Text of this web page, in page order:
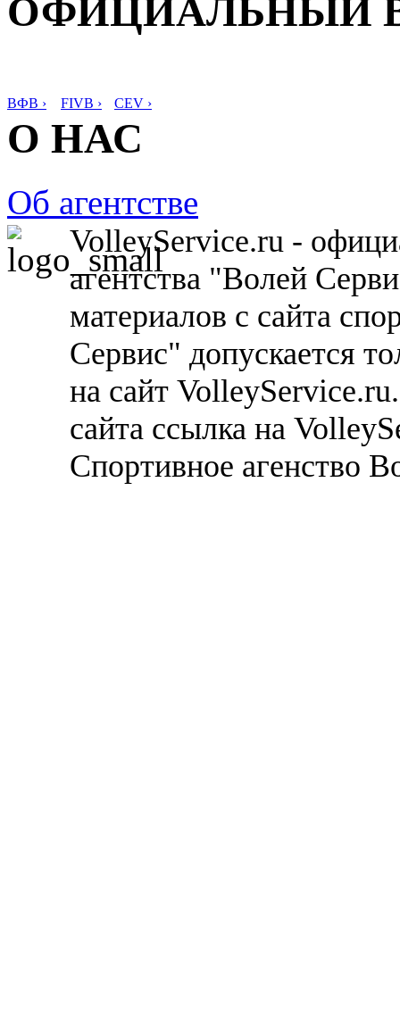
ОФИЦИАЛЬНЫЙ
ВФВ › FIVB › CEV ›
О НАС
Об агентстве
VolleyService.ru -
агентства "Волей
материалов с сайта
Сервис" допускается
на сайт
сайта ссылка на
Спортивное агенство